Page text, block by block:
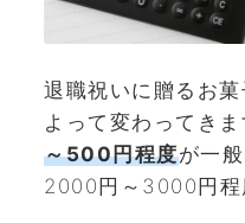
退職祝いに贈るお
よって変わってきま
～500円程度が一
2000円～3000円程